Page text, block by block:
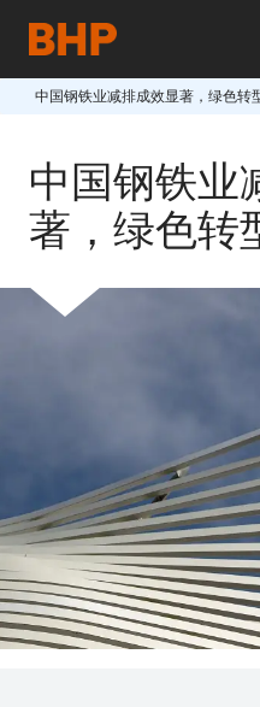
中国钢铁业减排成效显著，绿色转
中国钢铁业
著，绿色转